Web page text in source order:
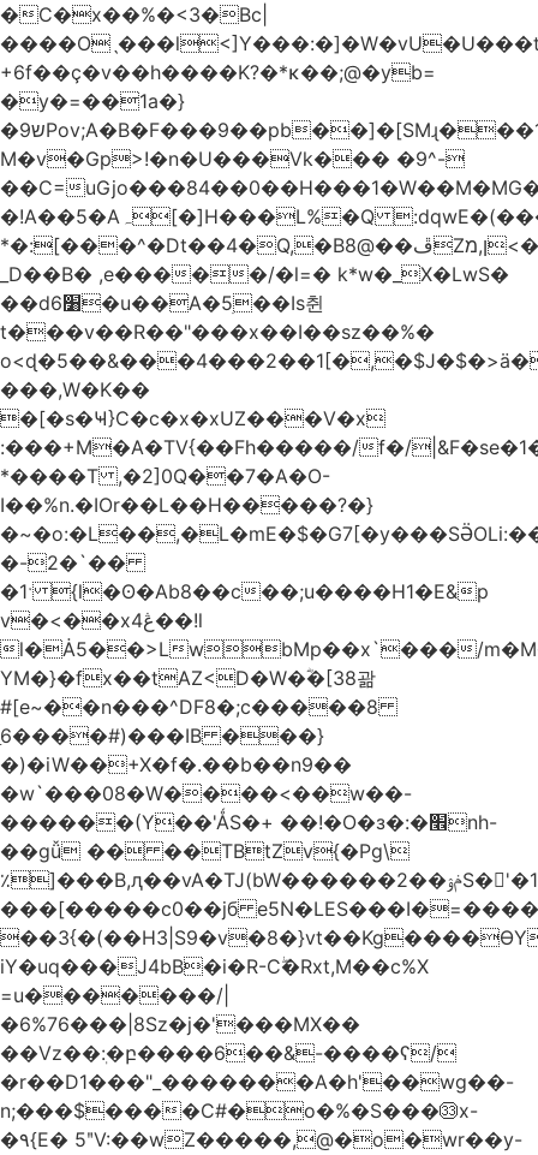
�C�x��%�<3�Bc|
+6f��ç�v��h����K?�*κ��;@�yb=
�y�=��1a�}
�ש9Pov;A�B�F���9��pb��]�[SMɻ���1v-
M�v�Gp>!�n�U���Vk��� �9^-
��C=
�!A��5�Aہ[�]H���L%�Q :dqwE�(���q��X�.bc�1d��\��#X�4��W�� Ldg
*�:[���^�Dt��4�Q,�B8@��ڦZן,מ<�oJ���ލ:�#���YLmh�Y?
_D��B� ,e�����/�l=� k*w�_X�LwS�
��d6׸�u��A�5ׅ��Is췬
t���v��R��"���x��I��sz��%�
���,W�K��
�[�s�Ҹ}C�c�x�xUZ���V�x
:���+M�A�TV{��Fh�����/f�/|&F�
*����T ,�2]0Q��7�A�O-
I��%n.�IOr��L��H�����?�}
�-2�`��
�1ˑ {l�ʘ�Ab8��c��;u����H1�E&p
v�<��xڠ4��!l
l�Ȧ5��>LwbMp��x`���/
YM�}�fx��tAZ<D�W�ؓ�[38괆
#[e~��n���^DF8�;c�����8
ַ6����#)���IB ���}
�)�iW��+X�f�.��b��n9��
�w`���08�W����<��w��-
������(Y��'ǺS�+ ��!�O�з�:�׮nh-
��gǚ �� ��TBtZv{�Pg\
٪]���B,ԯ��vA�TJ(bW������ݥۉ��2S�'�1�^c�Rs��l�0���צ�
���[�����c0��jб
iY�uq���J4bB�i�R-Cۖ�Rxt,M��c%X
=u�������/|
�6%76���|8Sz�j�'���MX��
��Vz��ٖ:�բ����6��&-����ʕ/
�r��D1���"_�������A�h'��wg��-
n;���$����C#�o�%�S���㉝x-
�٩{E� 5ʺV:��wZ�����,@�o�wr��y-